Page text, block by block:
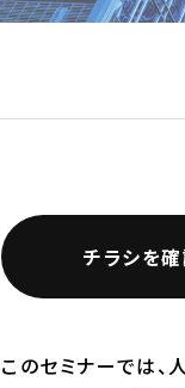
チラシを
このセミナーでは、